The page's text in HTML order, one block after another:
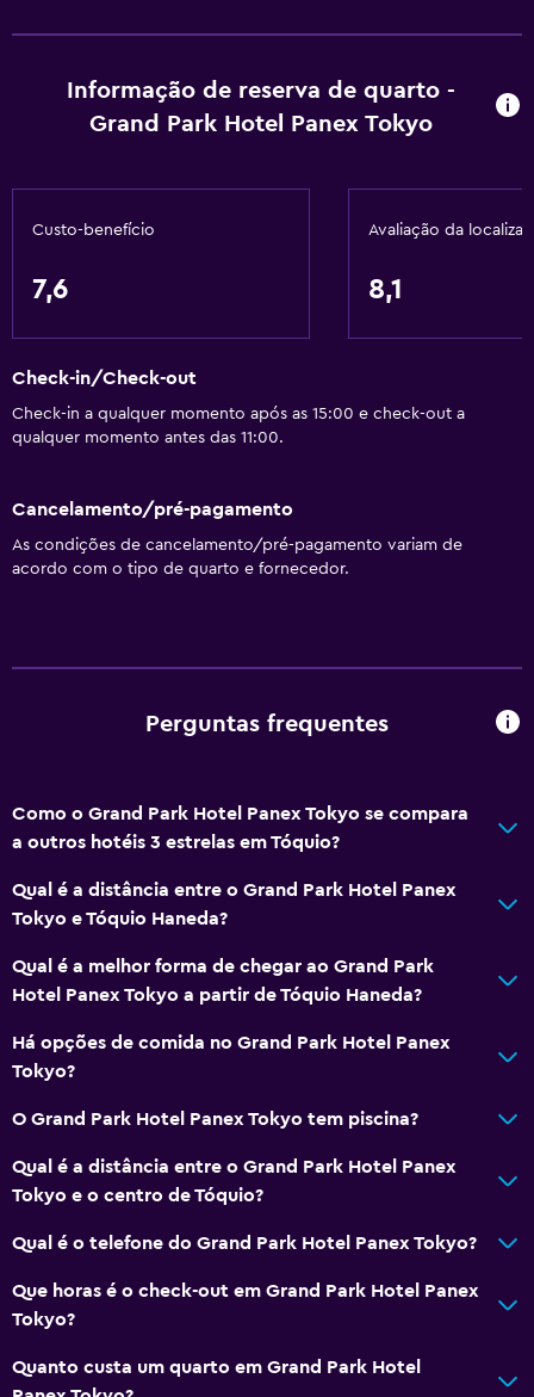
Informação de reserva de quarto -
Grand Park Hotel Panex Tokyo
Custo-benefício
7,6
Avaliação da
8,1
Check-in/Check-out
Check-in a qualquer momento após as 15:00 e check-out a
qualquer momento antes das 11:00.
Cancelamento/pré-pagamento
As condições de cancelamento/pré-pagamento variam de
acordo com o tipo de quarto e fornecedor.
Perguntas frequentes
Como o Grand Park Hotel Panex Tokyo se compara
a outros hotéis 3 estrelas em Tóquio?
Qual é a distância entre o Grand Park Hotel Panex
Tokyo e Tóquio Haneda?
Qual é a melhor forma de chegar ao Grand Park
Hotel Panex Tokyo a partir de Tóquio Haneda?
Há opções de comida no Grand Park Hotel Panex
Tokyo?
O Grand Park Hotel Panex Tokyo tem piscina?
Qual é a distância entre o Grand Park Hotel Panex
Tokyo e o centro de Tóquio?
Qual é o telefone do Grand Park Hotel Panex Tokyo?
Que horas é o check-out em Grand Park Hotel Panex
Tokyo?
Quanto custa um quarto em Grand Park Hotel